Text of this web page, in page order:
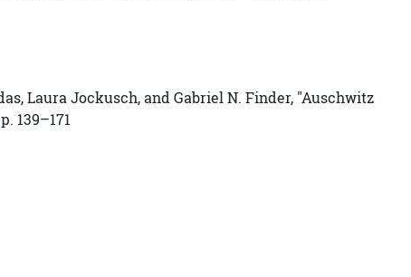
Laura Jockusch, and Gabriel N. Finder, "Auschwitz
139–171